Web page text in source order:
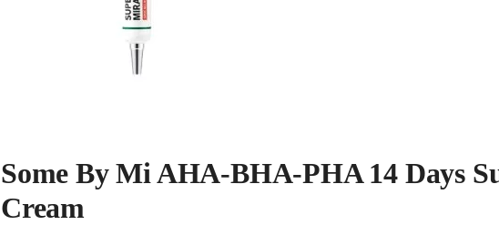
Some By Mi AHA-BHA-PHA 14 Days
Cream